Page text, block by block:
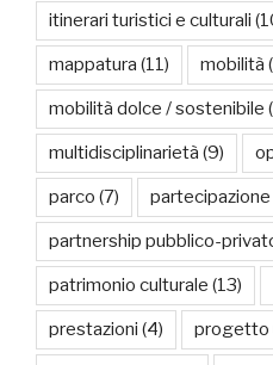
itinerari turistici e culturali
mappatura (11) mobilità
mobilità dolce / sostenibile
multidisciplinarietà (9)
parco (7) partecipazione
partnership pubblico-
patrimonio culturale (13)
prestazioni (4) progetto